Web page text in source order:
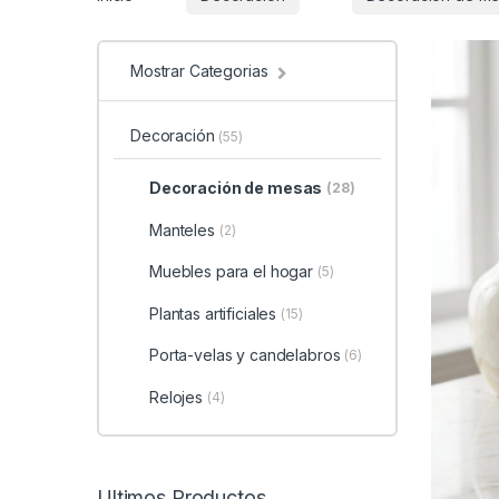
Mostrar Categorias
Decoración (55)
Decoración de mesas (28)
Manteles (2)
Muebles para el hogar (5)
Plantas artificiales (15)
Porta-velas y candelabros (6)
Relojes (4)